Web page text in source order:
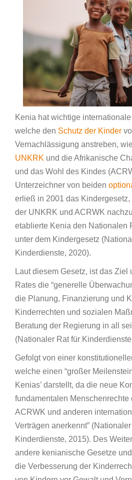
Kenia hat wichtige
welche den Schutz der Kinder
Vernachlässigung anstreben,
UNKRK und die Afrikanische
und das Wohl des Kindes
Unterzeichner von beiden
erließ in 2001 das
der UNKRK und ACRWK
etablierte Kenia den Nationalen
unter dem Kindergesetz
Kinderdienste, 2020).
Laut diesem Gesetz, ist das
Rates die “generelle
die Planung, Finanzierung und
Kinderrechten und sozialen
Beratung der Regierung in all
(Nationaler Rat für
Gefolgt von einer
welche einen “großer
Kenias’ darstellt, da die neue
fundamentalen Menschenrechte
ACRWK und anderen
Verträgen anerkennt”
Kinderdienste, 2015). Des
andere kenianische Gesetze
die Verbesserung der